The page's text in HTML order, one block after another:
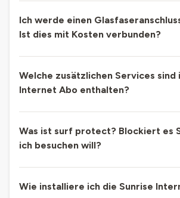
Ich werde einen
Ist dies mit Kosten verbunden?
Welche zusätzlichen Services sind
Internet Abo enthalten?
Was ist surf protect? Blockiert es
ich besuchen will?
Wie installiere ich die Sunrise